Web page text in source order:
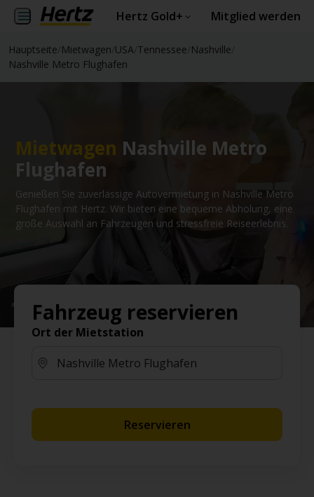
Hertz Gold+ Mitglied werden
Hauptseite Mietwagen USA Tennessee Nashville
Nashville Metro Flughafen
Mietwagen Nashville Metro
Flughafen
Genießen Sie zuverlässige Autovermietung in Nashville Metro
Flughafen mit Hertz. Wir bieten eine bequeme Abholung, eine
große Auswahl an Fahrzeugen und stressfreie Reiseerlebnis.
Fahrzeug reservieren
Ort der Mietstation
Reservieren